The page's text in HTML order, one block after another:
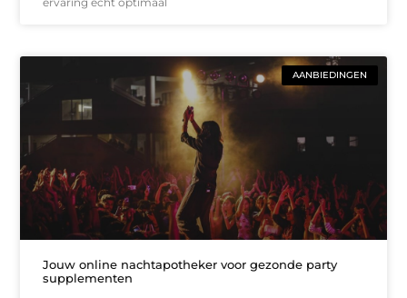
AANBIEDINGEN
Jouw online nachtapotheker voor gezonde party
supplementen